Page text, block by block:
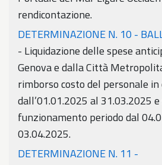
rendicontazione.
DETERMINAZIONE N. 10 -
- Liquidazione delle spese
Genova e dalla Città
rimborso costo del personale in
dall’01.01.2025 al 31.03.2025
funzionamento periodo dal
03.04.2025.
DETERMINAZIONE N. 11 -